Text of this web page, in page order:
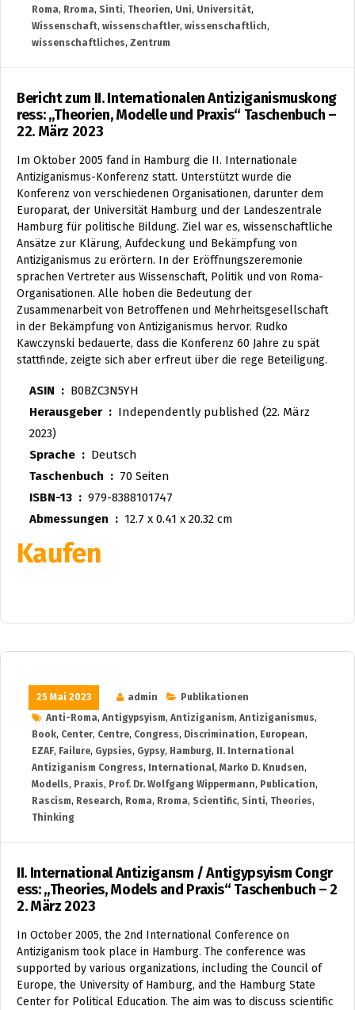
Roma, Rroma, Sinti, Theorien, Uni, Universität,
Wissenschaft, wissenschaftler, wissenschaftlich,
wissenschaftliches, Zentrum
Bericht zum II. Internationalen Antiziganismuskong
ress: „Theorien, Modelle und Praxis“ Taschenbuch –
22. März 2023
Im Oktober 2005 fand in Hamburg die II. Internationale
Antiziganismus-Konferenz statt. Unterstützt wurde die
Konferenz von verschiedenen Organisationen, darunter dem
Europarat, der Universität Hamburg und der Landeszentrale
Hamburg für politische Bildung. Ziel war es, wissenschaftliche
Ansätze zur Klärung, Aufdeckung und Bekämpfung von
Antiziganismus zu erörtern. In der Eröffnungszeremonie
sprachen Vertreter aus Wissenschaft, Politik und von Roma-
Organisationen. Alle hoben die Bedeutung der
Zusammenarbeit von Betroffenen und Mehrheitsgesellschaft
in der Bekämpfung von Antiziganismus hervor. Rudko
Kawczynski bedauerte, dass die Konferenz 60 Jahre zu spät
stattfinde, zeigte sich aber erfreut über die rege Beteiligung.
ASIN ‏ : ‎ B0BZC3N5YH
Herausgeber ‏ : ‎ Independently published (22. März
2023)
Sprache ‏ : ‎ Deutsch
Taschenbuch ‏ : ‎ 70 Seiten
ISBN-13 ‏ : ‎ 979-8388101747
Abmessungen ‏ : ‎ 12.7 x 0.41 x 20.32 cm
Kaufen
25 Mai 2023 admin
Publikationen
Anti-Roma, Antigypsyism, Antiziganism, Antiziganismus,
Book, Center, Centre, Congress, Discrimination, European,
EZAF, Failure, Gypsies, Gypsy, Hamburg,
II. International
Antiziganism Congress, International, Marko D. Knudsen,
Modells, Praxis, Prof. Dr. Wolfgang Wippermann, Publication,
Rascism, Research, Roma, Rroma, Scientific, Sinti, Theories,
Thinking
II. International Antizigansm / Antigypsyism Congr
ess: „Theories, Models and Praxis“ Taschenbuch – 2
2. März 2023
In October 2005, the 2nd International Conference on
Antiziganism took place in Hamburg. The conference was
supported by various organizations, including the Council of
Europe, the University of Hamburg, and the Hamburg State
Center for Political Education. The aim was to discuss scientific